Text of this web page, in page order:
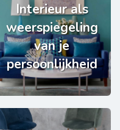
Interieur als
weerspiegeling
van je
persoonlijkheid